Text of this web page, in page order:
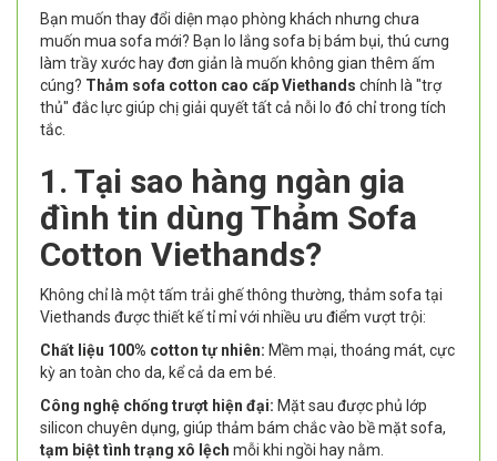
Bạn muốn thay đổi diện mạo phòng khách nhưng chưa
muốn mua sofa mới? Bạn lo lắng sofa bị bám bụi, thú cưng
làm trầy xước hay đơn giản là muốn không gian thêm ấm
cúng? Thảm sofa cotton cao cấp Viethands chính là "trợ
thủ" đắc lực giúp chị giải quyết tất cả nỗi lo đó chỉ trong tích
tắc.
1. Tại sao hàng ngàn gia
đình tin dùng Thảm Sofa
Cotton Viethands?
Không chỉ là một tấm trải ghế thông thường, thảm sofa tại
Viethands được thiết kế tỉ mỉ với nhiều ưu điểm vượt trội:
Chất liệu 100% cotton tự nhiên: Mềm mại, thoáng mát, cực
kỳ an toàn cho da, kể cả da em bé.
Công nghệ chống trượt hiện đại: Mặt sau được phủ lớp
silicon chuyên dụng, giúp thảm bám chắc vào bề mặt sofa,
tạm biệt tình trạng xô lệch mỗi khi ngồi hay nằm.